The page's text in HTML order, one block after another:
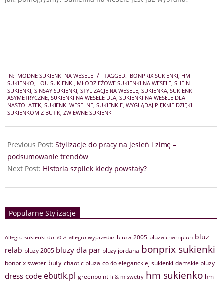
10-
18
IN: MODNE SUKIENKI NA WESELE TAGGED: BONPRIX SUKIENKI, HM
SUKIENKO, LOU SUKIENKI, MŁODZIEŻOWE SUKIENKI NA WESELE, SHEIN
SUKIENKI, SINSAY SUKIENKI, STYLIZACJE NA WESELE, SUKIENKA, SUKIENKI
ASYMETRYCZNE, SUKIENKI NA WESELE DLA, SUKIENKI NA WESELE DLA
NASTOLATEK, SUKIENKI WESELNE, SUKIENKIE, WYGLĄDAJ PIĘKNIE DZIĘKI
SUKIENKOM Z BUTIK, ZWIEWNE SUKIENKI
Previous Post: Stylizacje do pracy na jesień i zimę –
podsumowanie trendów
Next Post: Historia szpilek kiedy powstały?
Popularne Stylizacje
Allegro sukienki do 50 zł allegro wyprzedaż bluza 2005 bluza champion bluz
relab bluzy 2005 bluzy dla par bluzy jordana bonprix sukienki
bonprix sweter buty chaotic bluza co do eleganckiej sukienki damskie bluzy
dress code ebutik.pl greenpoint h & m swetry hm sukienko hm